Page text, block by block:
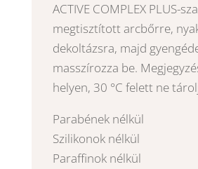
ACTIVE COMPLEX PLUS-
megtisztított arcbőrre,
dekoltázsra, majd
masszírozza be.
helyen, 30 °C felett ne
Parabének nélkül
Szilikonok nélkül
Paraffinok nélkül